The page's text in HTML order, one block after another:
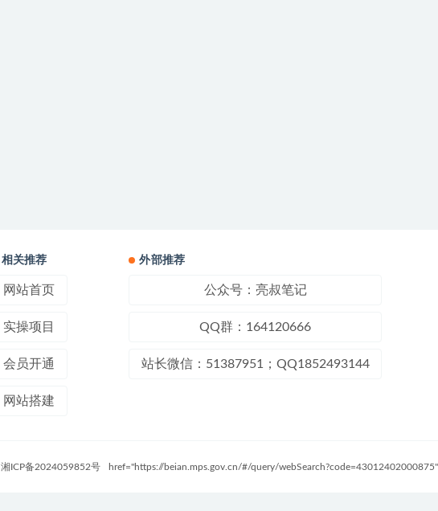
相关推荐
网站首页
实操项目
会员开通
网站搭建
外部推荐
公众号：亮叔笔记
QQ群：164120666
站长微信：51387951；QQ1852493144
湘ICP备2024059852号 href="https://beian.mps.gov.cn/#/query/